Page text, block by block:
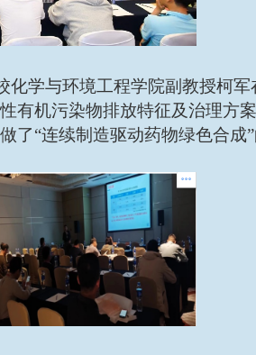
化学与环境工程学院副教授柯军
有机污染物排放特征及治理方案
了“连续制造驱动药物绿色合成